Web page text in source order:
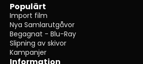
Populärt
Import film
Nya Samlarutgåvor
Begagnat - Blu-Ray
Slipning av skivor
Kampanjer